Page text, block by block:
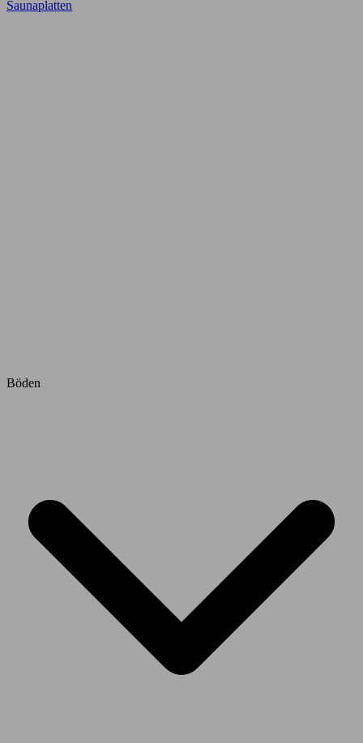
Saunaplatten
Böden